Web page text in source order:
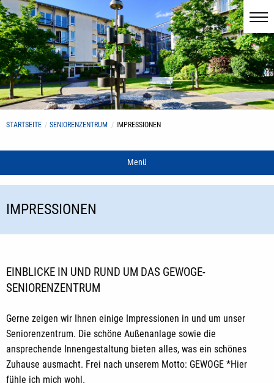
STARTSEITE SENIORENZENTRUM IMPRESSIONEN
Menü
IMPRESSIONEN
EINBLICKE IN UND RUND UM DAS GEWOGE-
SENIORENZENTRUM
Gerne zeigen wir Ihnen einige Impressionen in und um unser
Seniorenzentrum. Die schöne Außenanlage sowie die
ansprechende Innengestaltung bieten alles, was ein schönes
Zuhause ausmacht. Frei nach unserem Motto: GEWOGE *Hier
fühle ich mich wohl.